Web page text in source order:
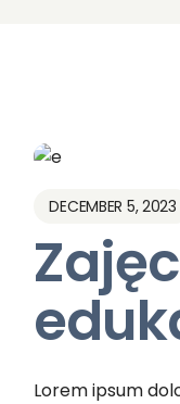
DECEMBER 5, 2023
Lorem ipsum